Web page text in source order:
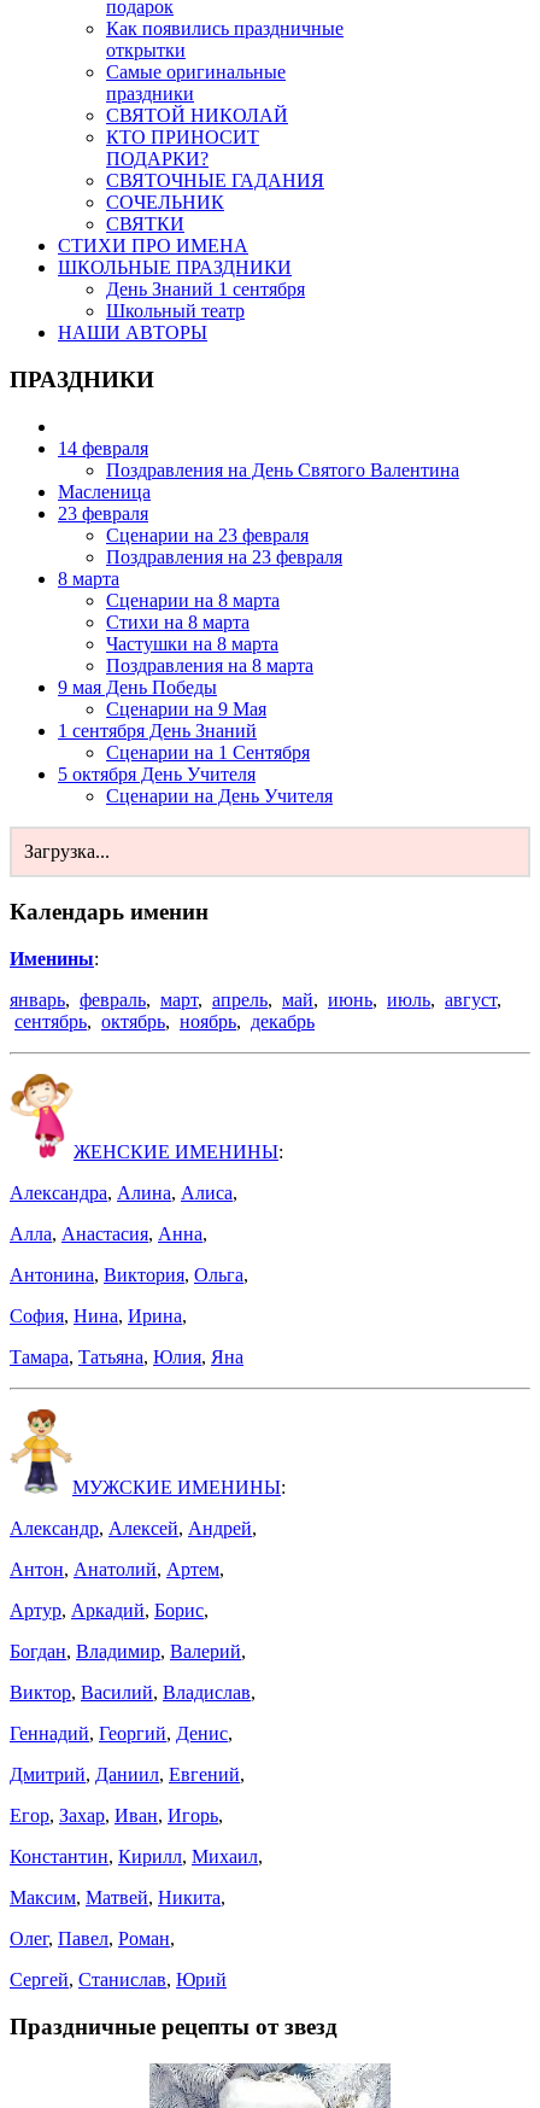
подарок
Как появились праздничные
открытки
Самые оригинальные
праздники
СВЯТОЙ НИКОЛАЙ
КТО ПРИНОСИТ
ПОДАРКИ?
СВЯТОЧНЫЕ ГАДАНИЯ
СОЧЕЛЬНИК
СВЯТКИ
СТИХИ ПРО ИМЕНА
ШКОЛЬНЫЕ ПРАЗДНИКИ
День Знаний 1 сентября
Школьный театр
НАШИ АВТОРЫ
ПРАЗДНИКИ
14 февраля
Поздравления на День Святого Валентина
Масленица
23 февраля
Сценарии на 23 февраля
Поздравления на 23 февраля
8 марта
Сценарии на 8 марта
Стихи на 8 марта
Частушки на 8 марта
Поздравления на 8 марта
9 мая День Победы
Сценарии на 9 Мая
1 сентября День Знаний
Сценарии на 1 Сентября
5 октября День Учителя
Сценарии на День Учителя
Загрузка...
Календарь именин
Именины:
январь, февраль, март, апрель, май, июнь, июль, август,
сентябрь, октябрь, ноябрь, декабрь
ЖЕНСКИЕ ИМЕНИНЫ:
Александра, Алина, Алиса,
Алла, Анастасия, Анна,
Антонина, Виктория, Ольга,
София, Нина, Ирина,
Тамара, Татьяна, Юлия, Яна
МУЖСКИЕ ИМЕНИНЫ:
Александр, Алексей, Андрей,
Антон, Анатолий, Артем,
Артур, Аркадий, Борис,
Богдан, Владимир, Валерий,
Виктор, Василий, Владислав,
Геннадий, Георгий, Денис,
Дмитрий, Даниил, Евгений,
Егор, Захар, Иван, Игорь,
Константин, Кирилл, Михаил,
Максим, Матвей, Никита,
Олег, Павел, Роман,
Сергей, Станислав, Юрий
Праздничные рецепты от звезд